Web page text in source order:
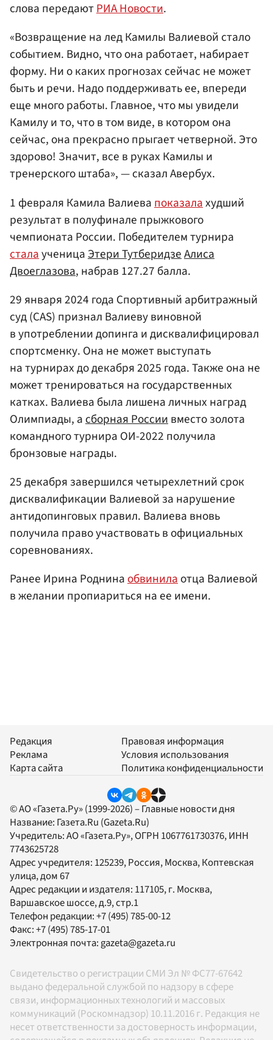
слова передаютРИА Новости.
«Возвращение на лед Камилы Валиевой стало
событием. Видно, что она работает, набирает
форму. Ни о каких прогнозах сейчас не может
быть и речи. Надо поддерживать ее, впереди
еще много работы. Главное, что мы увидели
Камилу и то, что в том виде, в котором она
сейчас, она прекрасно прыгает четверной. Это
здорово! Значит, все в руках Камилы и
тренерского штаба», — сказал Авербух.
1 февраля Камила Валиева показалахудший
результат в полуфинале прыжкового
чемпионата России. Победителем турнира
сталаученицаЭтери ТутберидзеАлиса
Двоеглазова, набрав 127.27 балла.
29 января 2024 года Спортивный арбитражный
суд (CAS) признал Валиеву виновной
в употреблении допинга и дисквалифицировал
спортсменку. Она не может выступать
на турнирах до декабря 2025 года. Также она не
может тренироваться на государственных
катках. Валиева была лишена личных наград
Олимпиады, асборная Россиивместо золота
командного турнира ОИ-2022 получила
бронзовые награды.
25 декабря завершился четырехлетний срок
дисквалификации Валиевой за нарушение
антидопинговых правил. Валиева вновь
получила право участвовать в официальных
соревнованиях.
Ранее Ирина Роднинаобвинилаотца Валиевой
в желании пропиариться на ее имени.
Редакция
Реклама
Карта сайта
Правовая информация
Условия использования
Политика конфиденциальности
© АО «Газета.Ру» (1999-2026) – Главные новости дня
Название: Газета.Ru (Gazeta.Ru)
Учредитель:АО «Газета.Ру», ОГРН 1067761730376, ИНН
7743625728
Адрес учредителя: 125239, Россия, Москва, Коптевская
улица, дом 67
Адрес редакции и издателя: 117105, г. Москва,
Варшавское шоссе, д.9, стр.1
Телефон редакции:+7 (495) 785-00-12
Факс:+7 (495) 785-17-01
Электронная почта: gazeta@gazeta.ru
Свидетельство о регистрации СМИ Эл № ФС77-67642
выдано федеральной службой по надзору в сфере
связи, информационных технологий и массовых
коммуникаций (Роскомнадзор) 10.11.2016 г. Редакция не
несет ответственности за достоверность информации,